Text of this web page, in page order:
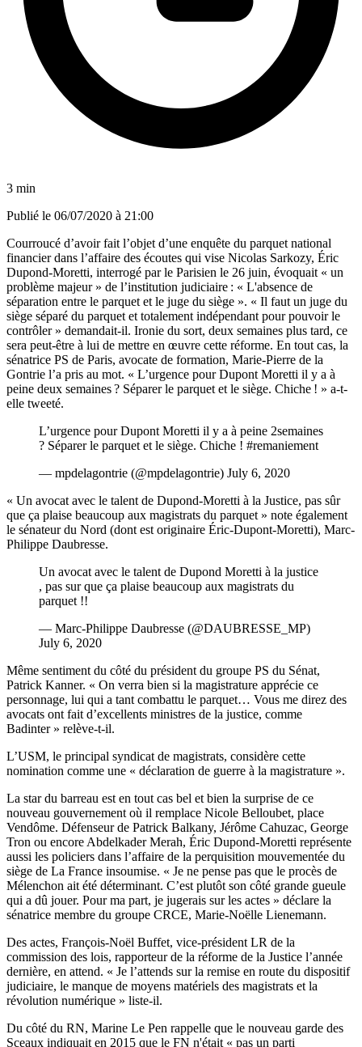
3 min
Publié le 06/07/2020 à 21:00
Courroucé d’avoir fait l’objet d’une enquête du parquet national
financier dans l’affaire des écoutes qui vise Nicolas Sarkozy, Éric
Dupond-Moretti, interrogé par le Parisien le 26 juin, évoquait « un
problème majeur » de l’institution judiciaire : « L'absence de
séparation entre le parquet et le juge du siège ». « Il faut un juge du
siège séparé du parquet et totalement indépendant pour pouvoir le
contrôler » demandait-il. Ironie du sort, deux semaines plus tard, ce
sera peut-être à lui de mettre en œuvre cette réforme. En tout cas, la
sénatrice PS de Paris, avocate de formation, Marie-Pierre de la
Gontrie l’a pris au mot. « L’urgence pour Dupont Moretti il y a à
peine deux semaines ? Séparer le parquet et le siège. Chiche ! » a-t-
elle tweeté.
L’urgence pour Dupont Moretti il y a à peine 2semaines
? Séparer le parquet et le siège. Chiche ! #remaniement
— mpdelagontrie (@mpdelagontrie) July 6, 2020
« Un avocat avec le talent de Dupond-Moretti à la Justice, pas sûr
que ça plaise beaucoup aux magistrats du parquet » note également
le sénateur du Nord (dont est originaire Éric-Dupont-Moretti), Marc-
Philippe Daubresse.
Un avocat avec le talent de Dupond Moretti à la justice
, pas sur que ça plaise beaucoup aux magistrats du
parquet !!
— Marc-Philippe Daubresse (@DAUBRESSE_MP)
July 6, 2020
Même sentiment du côté du président du groupe PS du Sénat,
Patrick Kanner. « On verra bien si la magistrature apprécie ce
personnage, lui qui a tant combattu le parquet… Vous me direz des
avocats ont fait d’excellents ministres de la justice, comme
Badinter » relève-t-il.
L’USM, le principal syndicat de magistrats, considère cette
nomination comme une « déclaration de guerre à la magistrature ».
La star du barreau est en tout cas bel et bien la surprise de ce
nouveau gouvernement où il remplace Nicole Belloubet, place
Vendôme. Défenseur de Patrick Balkany, Jérôme Cahuzac, George
Tron ou encore Abdelkader Merah, Éric Dupond-Moretti représente
aussi les policiers dans l’affaire de la perquisition mouvementée du
siège de La France insoumise. « Je ne pense pas que le procès de
Mélenchon ait été déterminant. C’est plutôt son côté grande gueule
qui a dû jouer. Pour ma part, je jugerais sur les actes » déclare la
sénatrice membre du groupe CRCE, Marie-Noëlle Lienemann.
Des actes, François-Noël Buffet, vice-président LR de la
commission des lois, rapporteur de la réforme de la Justice l’année
dernière, en attend. « Je l’attends sur la remise en route du dispositif
judiciaire, le manque de moyens matériels des magistrats et la
révolution numérique » liste-il.
Du côté du RN, Marine Le Pen rappelle que le nouveau garde des
Sceaux indiquait en 2015 que le FN n'était « pas un parti